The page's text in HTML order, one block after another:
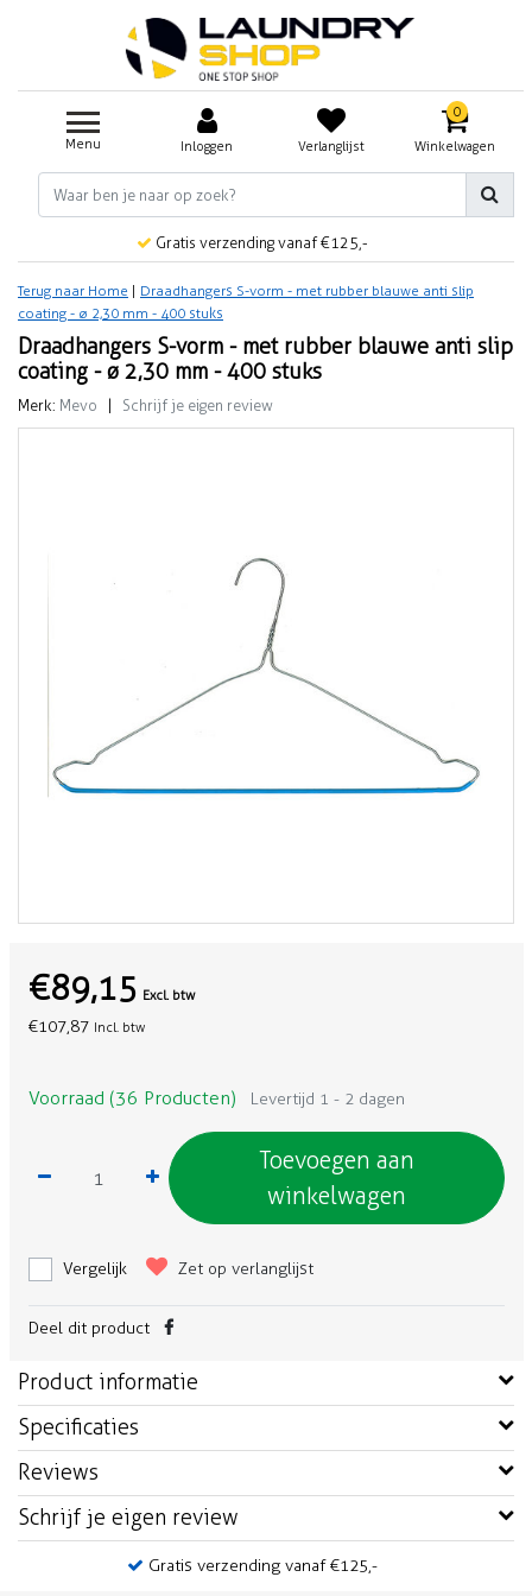
Menu Inloggen Verlanglijst
0
Winkelwagen
Gratis verzending vanaf €125,-
Terug naar Home
Draadhangers S-vorm - met rubber blauwe anti slip
coating - ø 2,30 mm - 400 stuks
Draadhangers S-vorm - met rubber blauwe anti slip
coating - ø 2,30 mm - 400 stuks
Merk: Mevo Schrijf je eigen review
€89,15 Excl. btw
€107,87 Incl. btw
Voorraad (36 Producten) Levertijd 1 - 2 dagen
Toevoegen aan
winkelwagen
Vergelijk Zet op verlanglijst
Deel dit product
Product informatie
Specificaties
Reviews
Schrijf je eigen review
Gratis verzending vanaf €125,-